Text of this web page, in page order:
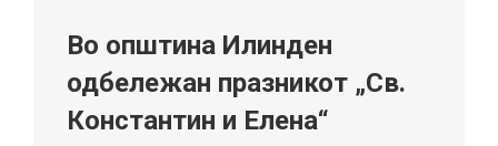
Во општина Илинден
одбележан празникот „Св.
Константин и Елена“